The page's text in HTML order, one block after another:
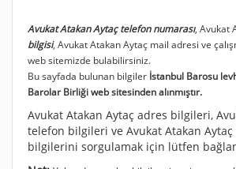
Avukat Atakan Aytaç telefon numarası, Avukat
bilgisi, Avukat Atakan Aytaç mail adresi ve
web sitemizde bulabilirsiniz.
Bu sayfada bulunan bilgiler İstanbul Barosu
Barolar Birliği web sitesinden alınmıştır.
Avukat Atakan Aytaç adres bilgileri,
telefon bilgileri ve Avukat Atakan
bilgilerini sorgulamak için lütfen